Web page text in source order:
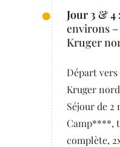
Jour 3 & 4 :
environs
Kruger
Départ
Kruger
Séjour de 2
Camp****,
complète,